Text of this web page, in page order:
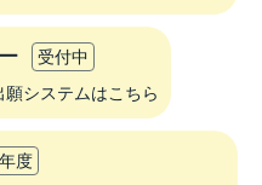
受付中
システムはこちら
度